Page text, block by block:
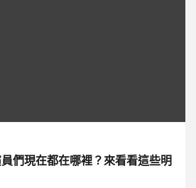
們現在都在哪裡？來看看這些明